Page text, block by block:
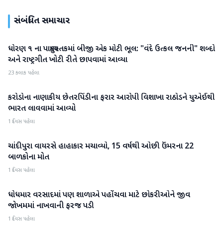
સંબંધિત સમાચાર
રાષ્ટ્રીય
ધોરણ ૧ ના પાઠ્યપુસ્તકમાં બીજી એક મોટી ભૂલ: "વંદે ઉત્કલ જનની" શબ્દો
અને રાષ્ટ્રગીત ખોટી રીતે છાપવામાં આવ્યા
23 કલાક પહેલા
રાષ્ટ્રીય
કરોડોના નાણાકીય છેતરપિંડીના ફરાર આરોપી વિશાખા રાઠોડને યુએઈથી
ભારત લાવવામાં આવ્યો
1 દિવસ પહેલા
રાષ્ટ્રીય
ચાંદીપુરા વાયરસે હાહાકાર મચાવ્યો, 15 વર્ષથી ઓછી ઉંમરના 22
બાળકોના મોત
1 દિવસ પહેલા
રાષ્ટ્રીય
ધોધમાર વરસાદમાં પણ શાળાએ પહોંચવા માટે છોકરીઓને જીવ
જોખમમાં નાખવાની ફરજ પડી
1 દિવસ પહેલા